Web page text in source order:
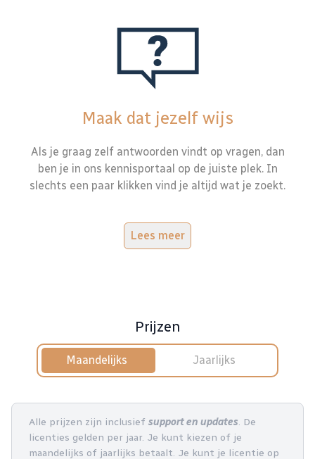
Maak dat jezelf wijs
Als je graag zelf antwoorden vindt op vragen, dan
ben je in ons kennisportaal op de juiste plek. In
slechts een paar klikken vind je altijd wat je zoekt.
Lees meer
Prijzen
Maandelijks Jaarlijks
Alle prijzen zijn inclusief support en updates. De
licenties gelden per jaar. Je kunt kiezen of je
maandelijks of jaarlijks betaalt. Je kunt je licentie op